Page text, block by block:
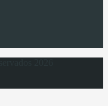
2026